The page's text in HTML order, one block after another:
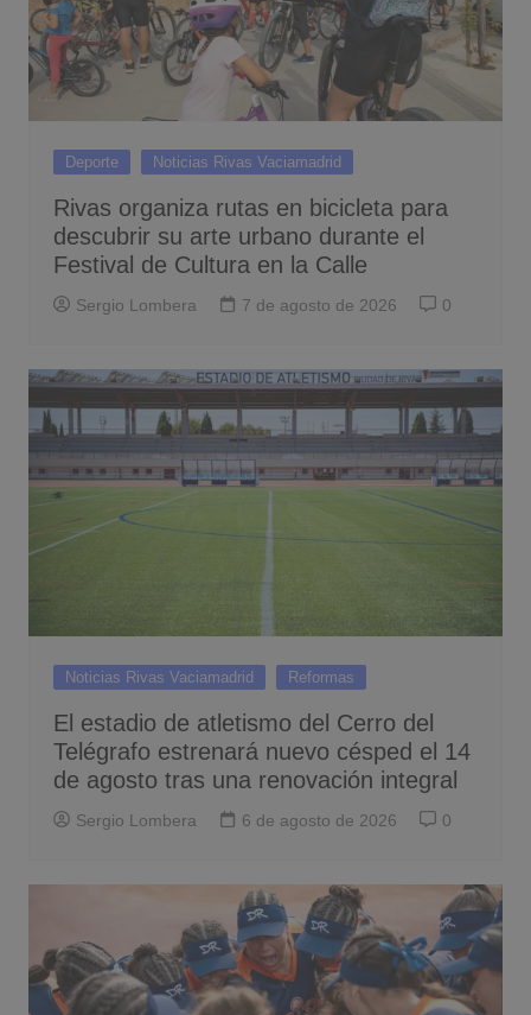
Deporte Noticias Rivas Vaciamadrid
Rivas organiza rutas en bicicleta para
descubrir su arte urbano durante el
Festival de Cultura en la Calle
Sergio Lombera 7 de agosto de 2026 0
Noticias Rivas Vaciamadrid Reformas
El estadio de atletismo del Cerro del
Telégrafo estrenará nuevo césped el 14
de agosto tras una renovación integral
Sergio Lombera 6 de agosto de 2026 0